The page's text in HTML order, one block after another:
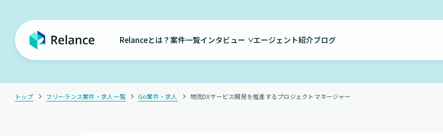
Relanceとは？案件一覧インタビュー エージェント紹介ブログ
トップ フリーランス案件・求人一覧 Go案件・求人 物流DXサービス開発を推進するプロジェクトマネージャー